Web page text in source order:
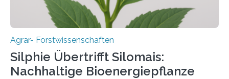
Agrar- Forstwissenschaften
Silphie Übertrifft Silomais:
Nachhaltige Bioenergiepflanze